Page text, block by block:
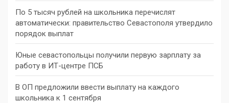
По 5 тысяч рублей на школьника перечислят
автоматически: правительство Севастополя утвердило
порядок выплат
Юные севастопольцы получили первую зарплату за
работу в ИТ-центре ПСБ
В ОП предложили ввести выплату на каждого
школьника к 1 сентября